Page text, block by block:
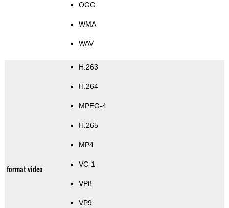
OGG
WMA
WAV
format video
H.263
H.264
MPEG-4
H.265
MP4
VC-1
VP8
VP9